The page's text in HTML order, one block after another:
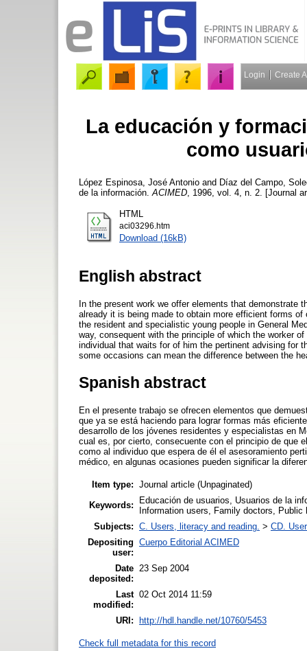
Login Create
La educación y
como
López Espinosa, José Antonio and Díaz del Campo,
de la información. ACIMED , 1996, vol. 4, n. 2. [Journal
HTML
aci03296.htm
Download (16kB)
English abstract
In the present work we offer elements that
already it is being made to obtain more efficient forms
the resident and specialistic young people in General
way, consequent with the principle of which the worker
individual that waits for of him the pertinent advising for
some occasions can mean the difference between the
Spanish abstract
En el presente trabajo se ofrecen elementos que
que ya se está haciendo para lograr formas más
desarrollo de los jóvenes residentes y especialistas en
cual es, por cierto, consecuente con el principio de que
como al individuo que espera de él el asesoramiento
médico, en algunas ocasiones pueden significar la
Item type: Journal article (Unpaginated)
Keywords:
Educación de usuarios, Usuarios de la
Information users, Family doctors, Public
Subjects: C. Users, literacy and reading. > CD.
Depositing
user:
Cuerpo Editorial ACIMED
Date
deposited:
23 Sep 2004
Last
modified:
02 Oct 2014 11:59
URI: http://hdl.handle.net/10760/5453
Check full metadata for this record